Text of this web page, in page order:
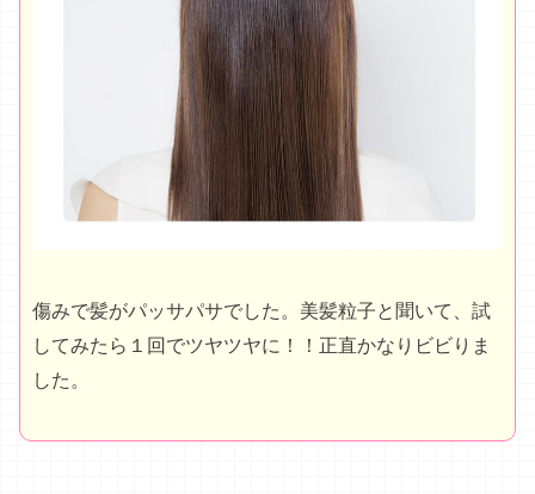
傷みで髪がパッサパサでした。美髪粒子と聞いて、試
してみたら１回でツヤツヤに！！正直かなりビビりま
した。